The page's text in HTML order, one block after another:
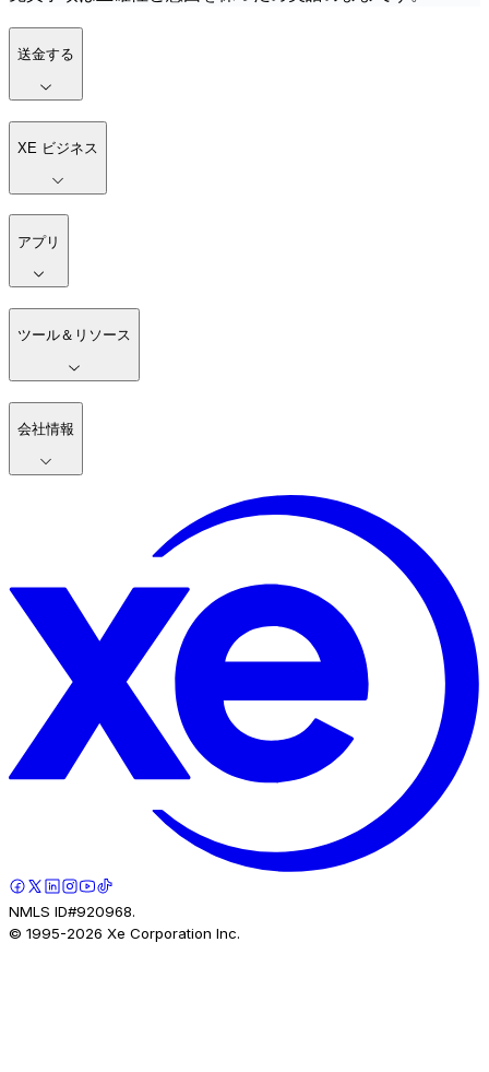
送金する
XE ビジネス
アプリ
ツール＆リソース
会社情報
NMLS ID#920968.
© 1995-2026 Xe Corporation Inc.